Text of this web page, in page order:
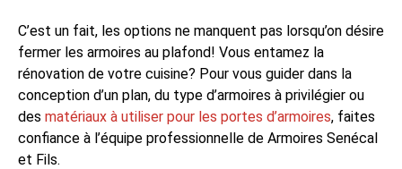
C’est un fait, les options ne manquent pas lorsqu’on désire
fermer les armoires au plafond! Vous entamez la
rénovation de votre cuisine? Pour vous guider dans la
conception d’un plan, du type d’armoires à privilégier ou
des matériaux à utiliser pour les portes d’armoires, faites
confiance à l’équipe professionnelle de Armoires Senécal
et Fils.